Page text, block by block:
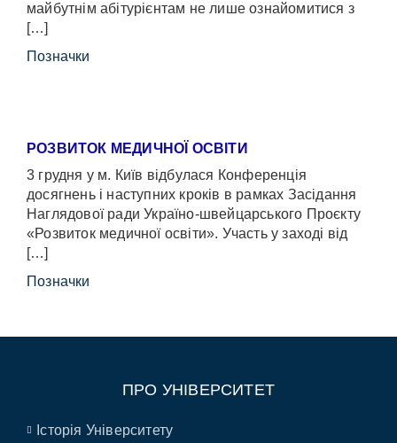
майбутнім абітурієнтам не лише ознайомитися з
[…]
Позначки
РОЗВИТОК МЕДИЧНОЇ ОСВІТИ
3 грудня у м. Київ відбулася Конференція
досягнень і наступних кроків в рамках Засідання
Наглядової ради Україно-швейцарського Проєкту
«Розвиток медичної освіти». Участь у заході від
[…]
Позначки
ПРО УНІВЕРСИТЕТ
Історія Університету